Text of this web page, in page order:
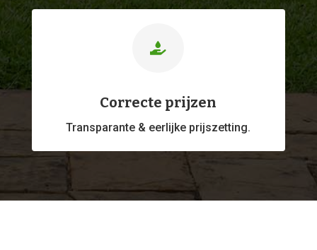

Correcte prijzen
Transparante & eerlijke prijszetting.